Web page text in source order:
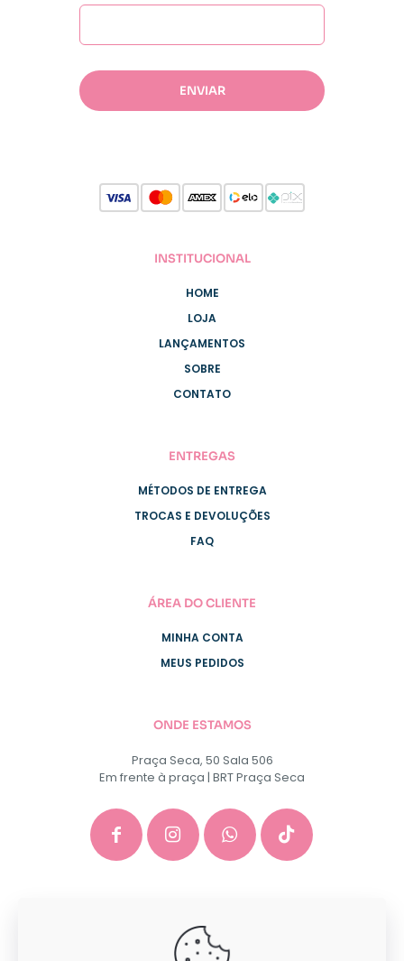
INSTITUCIONAL
HOME
LOJA
LANÇAMENTOS
SOBRE
CONTATO
ENTREGAS
MÉTODOS DE ENTREGA
TROCAS E DEVOLUÇÕES
FAQ
ÁREA DO CLIENTE
MINHA CONTA
MEUS PEDIDOS
ONDE ESTAMOS
Praça Seca, 50 Sala 506
Em frente à praça | BRT Praça Seca
GACEP SERVICOS E COMERCIO DE INFORMATICA E
PAPELARIA EIRELI - CNPJ: 35.581.130/0001-40